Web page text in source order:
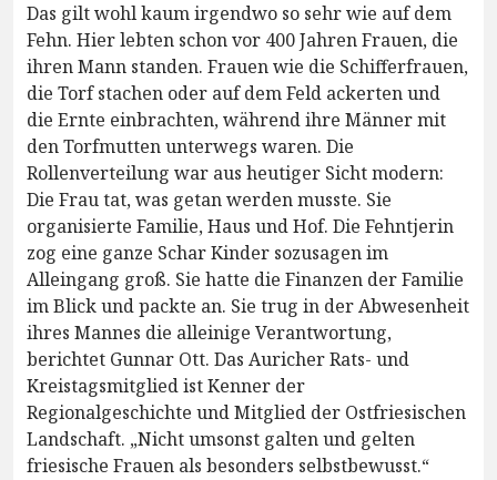
Das gilt wohl kaum irgendwo so sehr wie auf dem
Fehn. Hier lebten schon vor 400 Jahren Frauen, die
ihren Mann standen. Frauen wie die Schifferfrauen,
die Torf stachen oder auf dem Feld ackerten und
die Ernte einbrachten, während ihre Männer mit
den Torfmutten unterwegs waren. Die
Rollenverteilung war aus heutiger Sicht modern:
Die Frau tat, was getan werden musste. Sie
organisierte Familie, Haus und Hof. Die Fehntjerin
zog eine ganze Schar Kinder sozusagen im
Alleingang groß. Sie hatte die Finanzen der Familie
im Blick und packte an. Sie trug in der Abwesenheit
ihres Mannes die alleinige Verantwortung,
berichtet Gunnar Ott. Das Auricher Rats- und
Kreistagsmitglied ist Kenner der
Regionalgeschichte und Mitglied der Ostfriesischen
Landschaft. „Nicht umsonst galten und gelten
friesische Frauen als besonders selbstbewusst.“